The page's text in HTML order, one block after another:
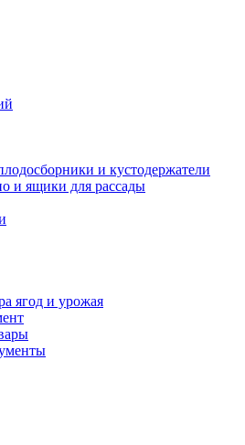
и кустодержатели
и ящики для рассады
ягод и урожая